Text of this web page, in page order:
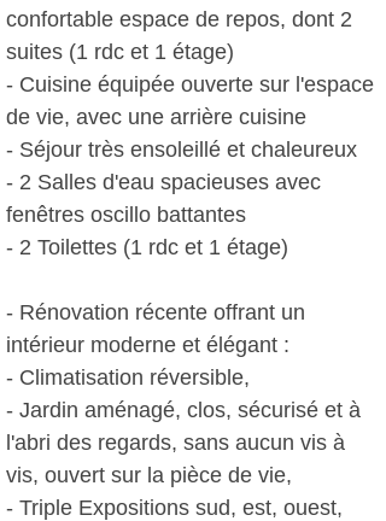
confortable espace de repos, dont 2
suites (1 rdc et 1 étage)
- Cuisine équipée ouverte sur l'espace
de vie, avec une arrière cuisine
- Séjour très ensoleillé et chaleureux
- 2 Salles d'eau spacieuses avec
fenêtres oscillo battantes
- 2 Toilettes (1 rdc et 1 étage)
- Rénovation récente offrant un
intérieur moderne et élégant :
- Climatisation réversible,
- Jardin aménagé, clos, sécurisé et à
l'abri des regards, sans aucun vis à
vis, ouvert sur la pièce de vie,
- Triple Expositions sud, est, ouest,